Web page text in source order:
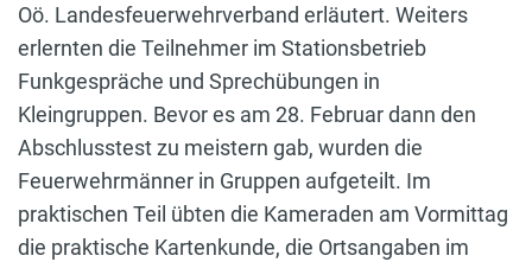
Oö. Landesfeuerwehrverband erläutert. Weiters
erlernten die Teilnehmer im Stationsbetrieb
Funkgespräche und Sprechübungen in
Kleingruppen. Bevor es am 28. Februar dann den
Abschlusstest zu meistern gab, wurden die
Feuerwehrmänner in Gruppen aufgeteilt. Im
praktischen Teil übten die Kameraden am Vormittag
die praktische Kartenkunde, die Ortsangaben im